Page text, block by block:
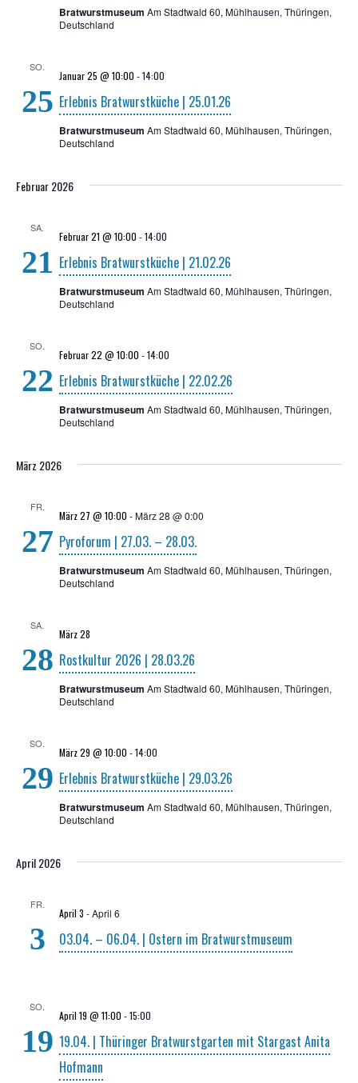
Bratwurstmuseum Am Stadtwald 60, Mühlhausen, Thüringen,
Deutschland
SO.
25 Erleb­nis Brat­wurst­kü­che | 25.01.26
Januar 25 @ 10:00 -14:00
Bratwurstmuseum Am Stadtwald 60, Mühlhausen, Thüringen,
Deutschland
Februar 2026
SA.
21 Erleb­nis Brat­wurst­kü­che | 21.02.26
Februar 21 @ 10:00 -14:00
Bratwurstmuseum Am Stadtwald 60, Mühlhausen, Thüringen,
Deutschland
SO.
22 Erleb­nis Brat­wurst­kü­che | 22.02.26
Februar 22 @ 10:00 -14:00
Bratwurstmuseum Am Stadtwald 60, Mühlhausen, Thüringen,
Deutschland
März 2026
FR.
27 Pyro­fo­rum | 27.03. – 28.03.
März 27 @ 10:00 -März 28 @ 0:00
Bratwurstmuseum Am Stadtwald 60, Mühlhausen, Thüringen,
Deutschland
SA.
28 Rost­kul­tur 2026 | 28.03.26
März 28
Bratwurstmuseum Am Stadtwald 60, Mühlhausen, Thüringen,
Deutschland
SO.
29 Erleb­nis Brat­wurst­kü­che | 29.03.26
März 29 @ 10:00 -14:00
Bratwurstmuseum Am Stadtwald 60, Mühlhausen, Thüringen,
Deutschland
April 2026
FR.
3 03.04. – 06.04. | Ostern im Bratwurstmuseum
April 3 -April 6
SO.
19 19.04. | Thü­rin­ger Brat­wurst­gar­ten mit Star­gast Ani­ta
Hofmann
April 19 @ 11:00 -15:00